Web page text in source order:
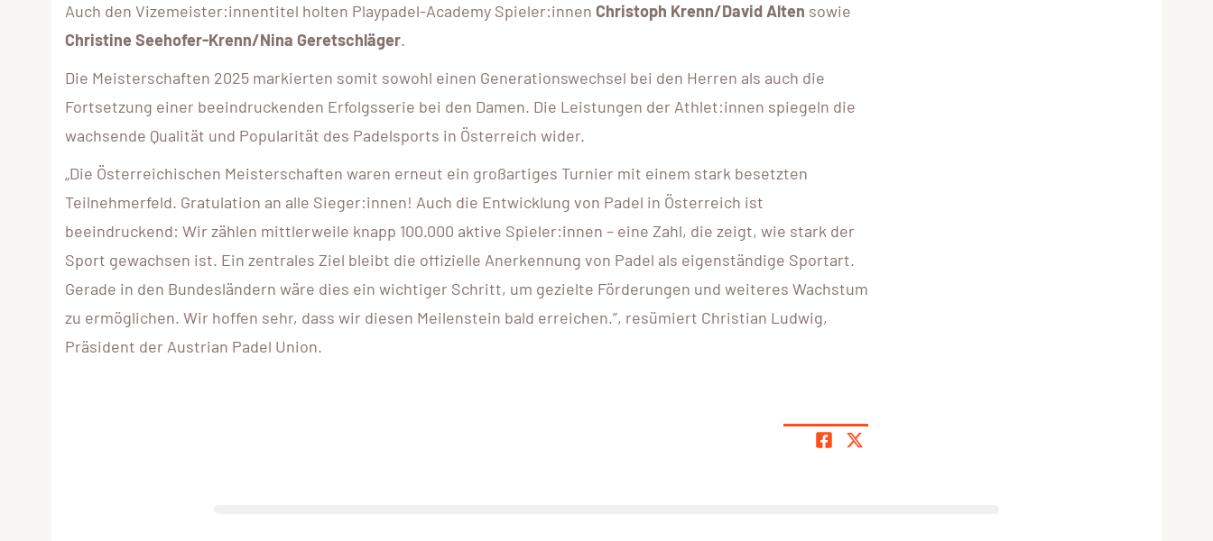
Auch den Vizemeister:innentitel holten Playpadel-Academy Spieler:innen Christoph Krenn/David Alten sowie
Christine Seehofer-Krenn/Nina Geretschläger.
Die Meisterschaften 2025 markierten somit sowohl einen Generationswechsel bei den Herren als auch die
Fortsetzung einer beeindruckenden Erfolgsserie bei den Damen. Die Leistungen der Athlet:innen spiegeln die
wachsende Qualität und Popularität des Padelsports in Österreich wider.
„Die Österreichischen Meisterschaften waren erneut ein großartiges Turnier mit einem stark besetzten
Teilnehmerfeld. Gratulation an alle Sieger:innen! Auch die Entwicklung von Padel in Österreich ist
beeindruckend: Wir zählen mittlerweile knapp 100.000 aktive Spieler:innen – eine Zahl, die zeigt, wie stark der
Sport gewachsen ist. Ein zentrales Ziel bleibt die offizielle Anerkennung von Padel als eigenständige Sportart.
Gerade in den Bundesländern wäre dies ein wichtiger Schritt, um gezielte Förderungen und weiteres Wachstum
zu ermöglichen. Wir hoffen sehr, dass wir diesen Meilenstein bald erreichen.”, resümiert Christian Ludwig,
Präsident der Austrian Padel Union.